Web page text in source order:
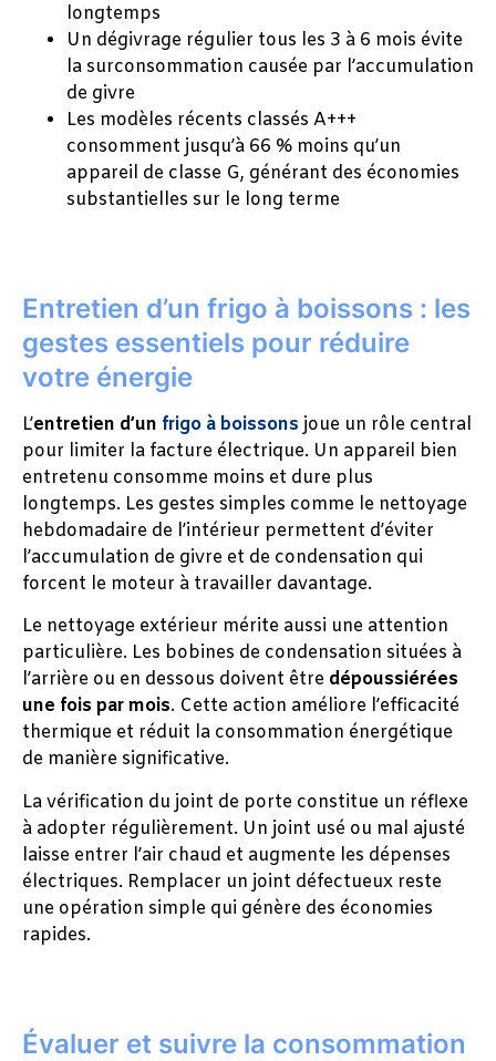
longtemps
Un dégivrage régulier tous les 3 à 6 mois évite
la surconsommation causée par l’accumulation
de givre
Les modèles récents classés A+++
consomment jusqu’à 66 % moins qu’un
appareil de classe G, générant des économies
substantielles sur le long terme
Entretien d’un frigo à boissons : les
gestes essentiels pour réduire
votre énergie
L’entretien d’un frigo à boissons joue un rôle central
pour limiter la facture électrique. Un appareil bien
entretenu consomme moins et dure plus
longtemps. Les gestes simples comme le nettoyage
hebdomadaire de l’intérieur permettent d’éviter
l’accumulation de givre et de condensation qui
forcent le moteur à travailler davantage.
Le nettoyage extérieur mérite aussi une attention
particulière. Les bobines de condensation situées à
l’arrière ou en dessous doivent être dépoussiérées
une fois par mois. Cette action améliore l’efficacité
thermique et réduit la consommation énergétique
de manière significative.
La vérification du joint de porte constitue un réflexe
à adopter régulièrement. Un joint usé ou mal ajusté
laisse entrer l’air chaud et augmente les dépenses
électriques. Remplacer un joint défectueux reste
une opération simple qui génère des économies
rapides.
Évaluer et suivre la consommation